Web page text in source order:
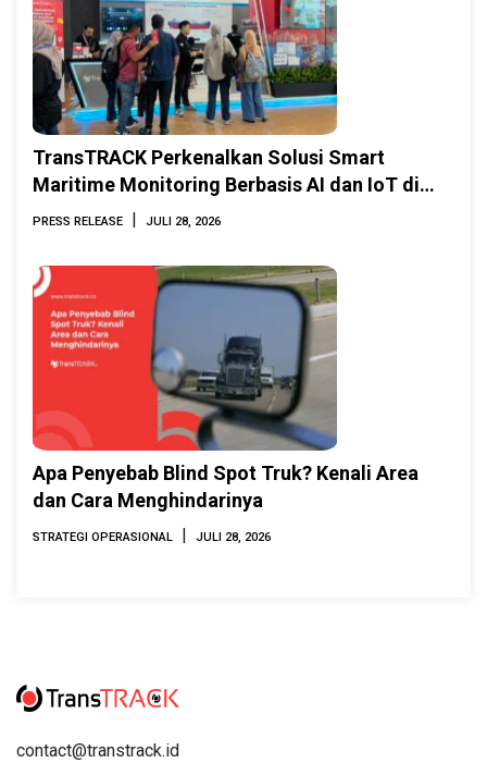
TransTRACK Perkenalkan Solusi Smart
Maritime Monitoring Berbasis AI dan IoT di
INAMARINE 2026
PRESS RELEASE | JULI 28, 2026
Apa Penyebab Blind Spot Truk? Kenali Area
dan Cara Menghindarinya
STRATEGI OPERASIONAL | JULI 28, 2026
contact@transtrack.id